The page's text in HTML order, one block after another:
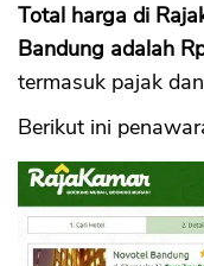
Total harga di
Bandung adalah
termasuk pajak
Berikut ini